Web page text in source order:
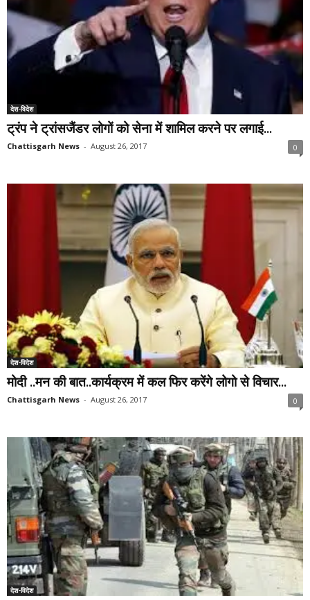
देश-विदेश
ट्रंप ने ट्रांसजैंडर लोगों को सेना में शामिल करने पर लगाई...
Chattisgarh News - August 26, 2017 0
देश-विदेश
मोदी ..मन की बात..कार्यक्रम में कल फिर करेंगे लोगो से विचार...
Chattisgarh News - August 26, 2017 0
देश-विदेश